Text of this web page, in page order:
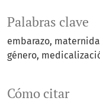
Palabras clave
embarazo
género
Cómo citar